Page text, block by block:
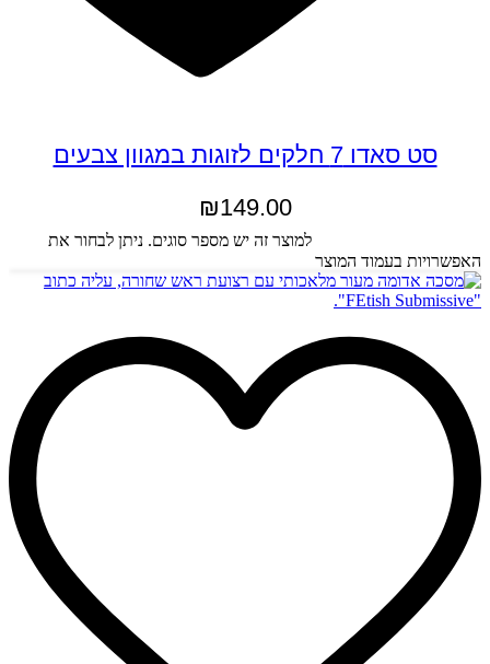
סט סאדו 7 חלקים לזוגות במגוון צבעים
₪149.00
למוצר זה יש מספר סוגים. ניתן לבחור את
האפשרויות בעמוד המוצר